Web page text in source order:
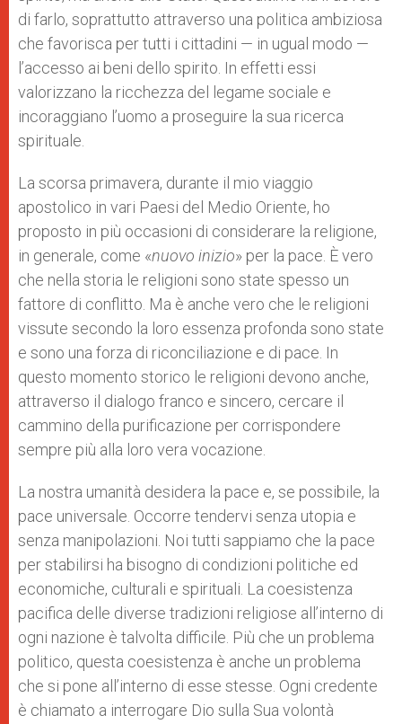
di farlo, soprattutto attraverso una politica ambiziosa
che favorisca per tutti i cittadini — in ugual modo —
l’accesso ai beni dello spirito. In effetti essi
valorizzano la ricchezza del legame sociale e
incoraggiano l’uomo a proseguire la sua ricerca
spirituale.
La scorsa primavera, durante il mio viaggio
apostolico in vari Paesi del Medio Oriente, ho
proposto in più occasioni di considerare la religione,
in generale, come «nuovo inizio» per la pace. È vero
che nella storia le religioni sono state spesso un
fattore di conflitto. Ma è anche vero che le religioni
vissute secondo la loro essenza profonda sono state
e sono una forza di riconciliazione e di pace. In
questo momento storico le religioni devono anche,
attraverso il dialogo franco e sincero, cercare il
cammino della purificazione per corrispondere
sempre più alla loro vera vocazione.
La nostra umanità desidera la pace e, se possibile, la
pace universale. Occorre tendervi senza utopia e
senza manipolazioni. Noi tutti sappiamo che la pace
per stabilirsi ha bisogno di condizioni politiche ed
economiche, culturali e spirituali. La coesistenza
pacifica delle diverse tradizioni religiose all’interno di
ogni nazione è talvolta difficile. Più che un problema
politico, questa coesistenza è anche un problema
che si pone all’interno di esse stesse. Ogni credente
è chiamato a interrogare Dio sulla Sua volontà